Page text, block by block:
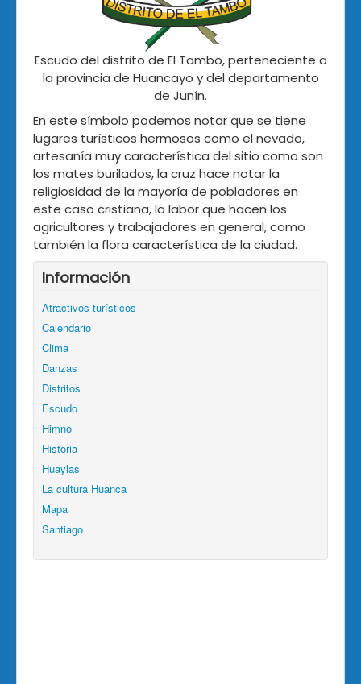
Escudo del distrito de El Tambo, perteneciente a
la provincia de Huancayo y del departamento
de Junín.
En este símbolo podemos notar que se tiene
lugares turísticos hermosos como el nevado,
artesanía muy característica del sitio como son
los mates burilados, la cruz hace notar la
religiosidad de la mayoría de pobladores en
este caso cristiana, la labor que hacen los
agricultores y trabajadores en general, como
también la flora característica de la ciudad.
Información
Atractivos turísticos
Calendario
Clima
Danzas
Distritos
Escudo
Himno
Historia
Huaylas
La cultura Huanca
Mapa
Santiago